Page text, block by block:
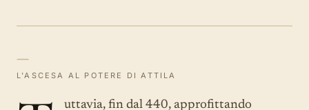
—
L'ASCESA AL POTERE DI ATTILA
uttavia, fin dal 440, approfittando